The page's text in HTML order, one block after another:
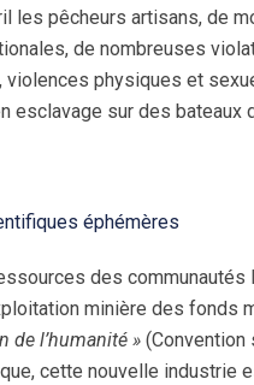
les pêcheurs artisans, de
de nombreuses
physiques et
esclavage sur des bateaux
éphémères
des
minière des fonds
de l’humanité » (Convention
cette nouvelle industrie